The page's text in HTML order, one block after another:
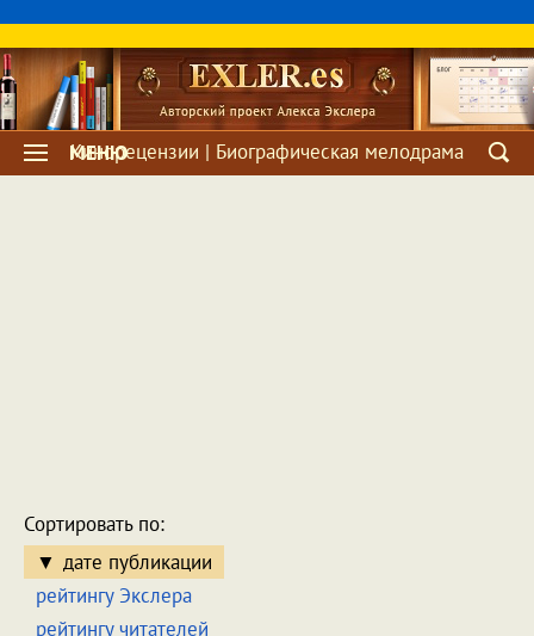
МЕНЮ
Кинорецензии | Биографическая мелодрама
Сортировать по:
дате публикации
рейтингу Экслера
рейтингу читателей